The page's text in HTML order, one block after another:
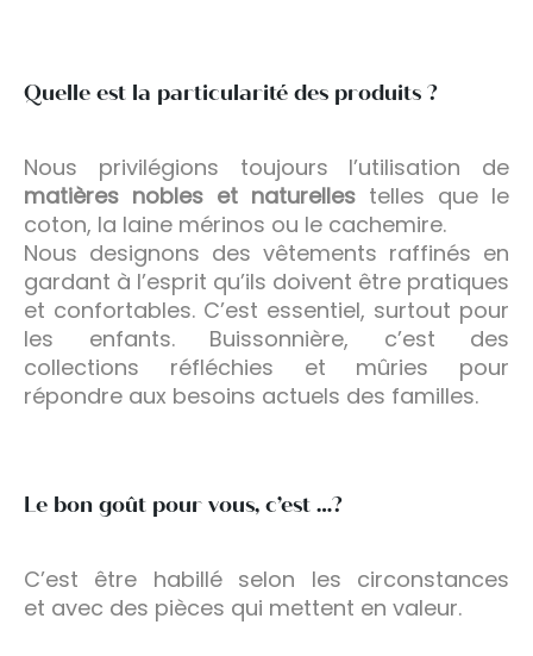
Quelle est la particularité des produits ?
Nous privilégions toujours l’utilisation de
matières nobles et naturelles telles que le
coton, la laine mérinos ou le cachemire.
Nous designons des vêtements raffinés en
gardant à l’esprit qu’ils doivent être pratiques
et confortables. C’est essentiel, surtout pour
les enfants. Buissonnière, c’est des
collections réfléchies et mûries pour
répondre aux besoins actuels des familles.
Le bon goût pour vous, c’est …?
C’est être habillé selon les circonstances
et avec des pièces qui mettent en valeur.